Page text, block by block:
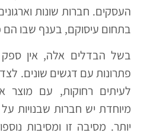
העסקים. חברות שונות
בתחום עיסוקם, בענף שבו הם
בשל הבדלים אלה, אין ספק
פתרונות עם דגשים שונים.
לעיתים רחוקות, עם מוצר
מיוחדת יש חברות שבנויות
יותר. מסיבה זו ומסיבות